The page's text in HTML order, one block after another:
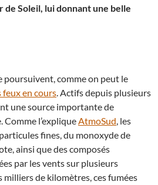
Soleil, lui donnant une belle
poursuivent, comme on peut le
feux en cours. Actifs depuis plusieurs
une source importante de
l’expliqueAtmoSud, les
fines, du monoxyde de
ainsi que des composés
par les vents sur plusieurs
de kilomètres, ces fumées